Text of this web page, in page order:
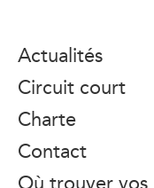
Actualités
Circuit court
Charte
Contact